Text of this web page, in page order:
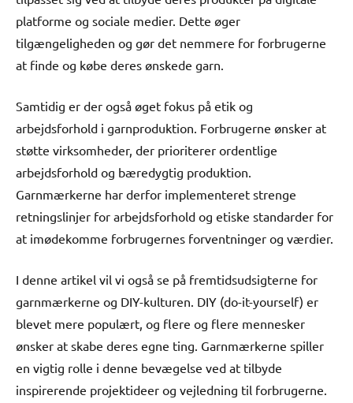
platforme og sociale medier. Dette øger
tilgængeligheden og gør det nemmere for forbrugerne
at finde og købe deres ønskede garn.
Samtidig er der også øget fokus på etik og
arbejdsforhold i garnproduktion. Forbrugerne ønsker at
støtte virksomheder, der prioriterer ordentlige
arbejdsforhold og bæredygtig produktion.
Garnmærkerne har derfor implementeret strenge
retningslinjer for arbejdsforhold og etiske standarder for
at imødekomme forbrugernes forventninger og værdier.
I denne artikel vil vi også se på fremtidsudsigterne for
garnmærkerne og DIY-kulturen. DIY (do-it-yourself) er
blevet mere populært, og flere og flere mennesker
ønsker at skabe deres egne ting. Garnmærkerne spiller
en vigtig rolle i denne bevægelse ved at tilbyde
inspirerende projektideer og vejledning til forbrugerne.